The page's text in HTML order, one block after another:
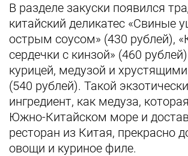
В разделе закуски появился
китайский деликатес «Свиные
острым соусом» (430 рублей),
сердечки с кинзой» (460
курицей, медузой и
(540 рублей). Такой
ингредиент, как медуза,
Южно-Китайском море и
ресторан из Китая, прекрасно
овощи и куриное филе.